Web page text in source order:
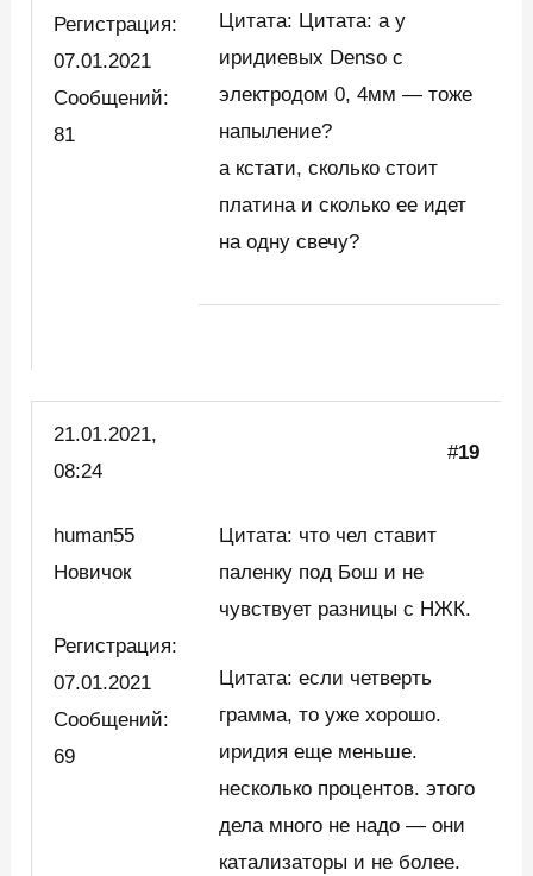
Регистрация:
07.01.2021
Сообщений:
81
Цитата: Цитата: а у
иридиевых Denso с
электродом 0, 4мм — тоже
напыление?
а кстати, сколько стоит
платина и сколько ее идет
на одну свечу?
21.01.2021,
08:24
#19
human55
Новичок
Регистрация:
07.01.2021
Сообщений:
69
Цитата: что чел ставит
паленку под Бош и не
чувствует разницы с НЖК.
Цитата: если четверть
грамма, то уже хорошо.
иридия еще меньше.
несколько процентов. этого
дела много не надо — они
катализаторы и не более.